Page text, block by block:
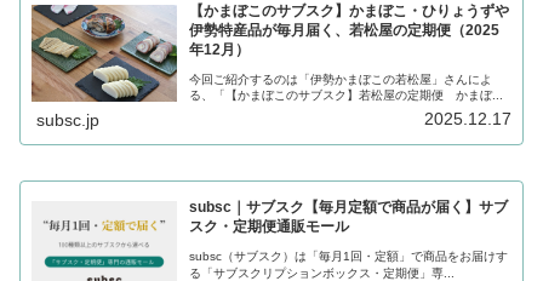
【かまぼこのサブスク】かまぼこ・ひりょうずや
伊勢特産品が毎月届く、若松屋の定期便（2025
年12月）
今回ご紹介するのは「伊勢かまぼこの若松屋」さんによ
る、「【かまぼこのサブスク】若松屋の定期便 かまぼ...
subsc.jp 2025.12.17
subsc｜サブスク【毎月定額で商品が届く】サブ
スク・定期便通販モール
subsc（サブスク）は「毎月1回・定額」で商品をお届けす
る「サブスクリプションボックス・定期便」専...